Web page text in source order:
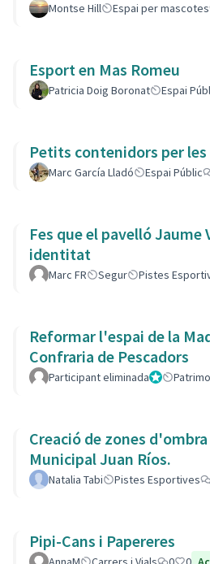
Montse Hill Espai per mascotes
Esport en Mas Romeu
Patricia Doig Boronat Espai
Petits contenidors per
Marc García Lladó Espai Públic
Fes que el pavelló
identitat
Marc FR Segur Pistes
Reformar l'espai de la
Confraria de Pescadors
Participant eliminada
Creació de zones
Municipal Juan Ríos.
Natalia Tabi Pistes Esportives
Pipi-Cans i Papereres